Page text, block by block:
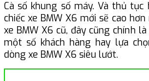
Cà số khung số máy. Và thủ
chiếc xe BMW X6 mới sẽ cao
xe BMW X6 cũ, đây cũng chính
một số khách hàng hay lựa
dòng xe BMW X6 siêu lướt.